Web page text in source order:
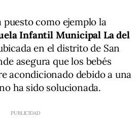
puesto como ejemplo la
Infantil Municipal La del
en el distrito de San
asegura que los bebés
acondicionado debido a una
ha sido solucionada.